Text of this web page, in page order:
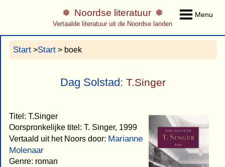
Menu
Noordse literatuur
Vertaalde literatuur uit de Noordse landen
Start >Start > boek
Dag Solstad: T.Singer
Titel: T.Singer
Oorspronkelijke titel: T. Singer, 1999
Vertaald uit het Noors door: Marianne
Molenaar
Genre: roman